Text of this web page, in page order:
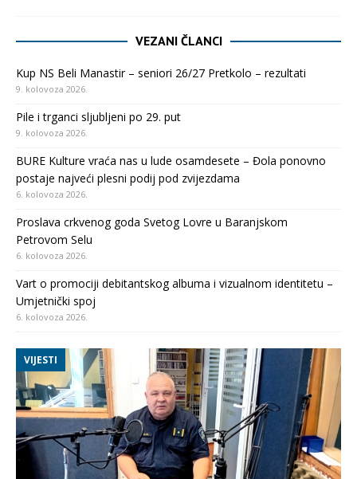
VEZANI ČLANCI
Kup NS Beli Manastir – seniori 26/27 Pretkolo – rezultati
9. kolovoza 2026.
Pile i trganci sljubljeni po 29. put
9. kolovoza 2026.
BURE Kulture vraća nas u lude osamdesete – Đola ponovno
postaje najveći plesni podij pod zvijezdama
6. kolovoza 2026.
Proslava crkvenog goda Svetog Lovre u Baranjskom
Petrovom Selu
6. kolovoza 2026.
Vart o promociji debitantskog albuma i vizualnom identitetu –
Umjetnički spoj
6. kolovoza 2026.
VIJESTI